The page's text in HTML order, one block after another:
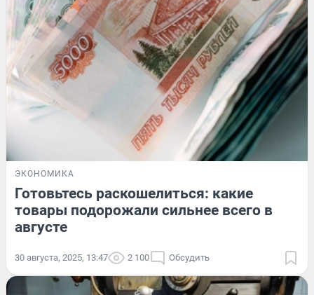
ЭКОНОМИКА
Готовьтесь раскошелиться: какие
товары подорожали сильнее всего в
августе
30 августа, 2025, 13:47 2 100 Обсудить